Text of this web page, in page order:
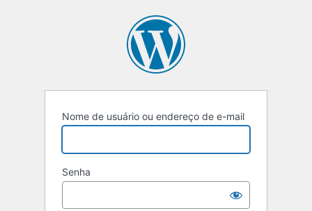
Nome de usuário ou endereço de e-mail
Senha